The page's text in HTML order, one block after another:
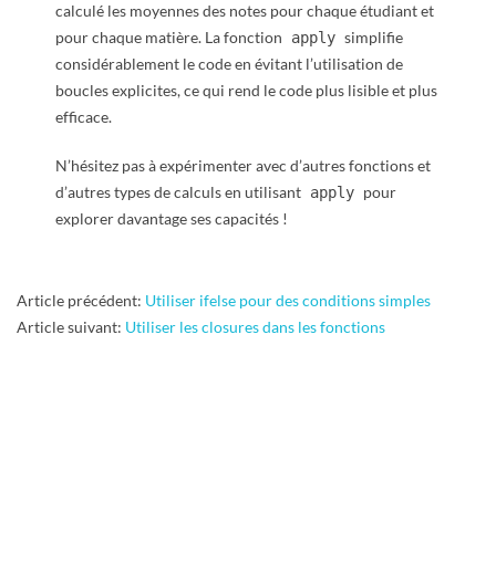
calculé les moyennes des notes pour chaque étudiant et
pour chaque matière. La fonction
apply simplifie
considérablement le code en évitant l’utilisation de
boucles explicites, ce qui rend le code plus lisible et plus
efficace.
N’hésitez pas à expérimenter avec d’autres fonctions et
d’autres types de calculs en utilisant apply pour
explorer davantage ses capacités !
2025-
01-
Article précédent: Utiliser ifelse pour des conditions simples
Article suivant: Utiliser les closures dans les fonctions